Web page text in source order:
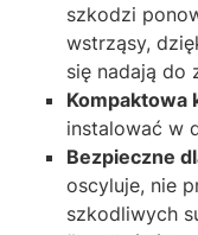
szkodzi
wstrząsy,
się nadają do
Kompaktowa
instalować w
Bezpieczne
oscyluje, nie
szkodliwych